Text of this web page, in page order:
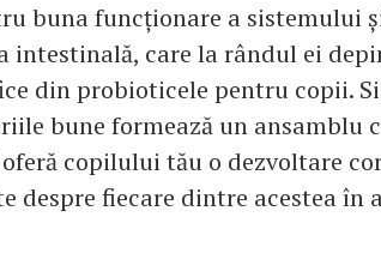
buna funcționare a sistemului
intestinală, care la rândul ei
din probioticele pentru copii.
bune formează un ansamblu
copilului tău o dezvoltare
despre fiecare dintre acestea în